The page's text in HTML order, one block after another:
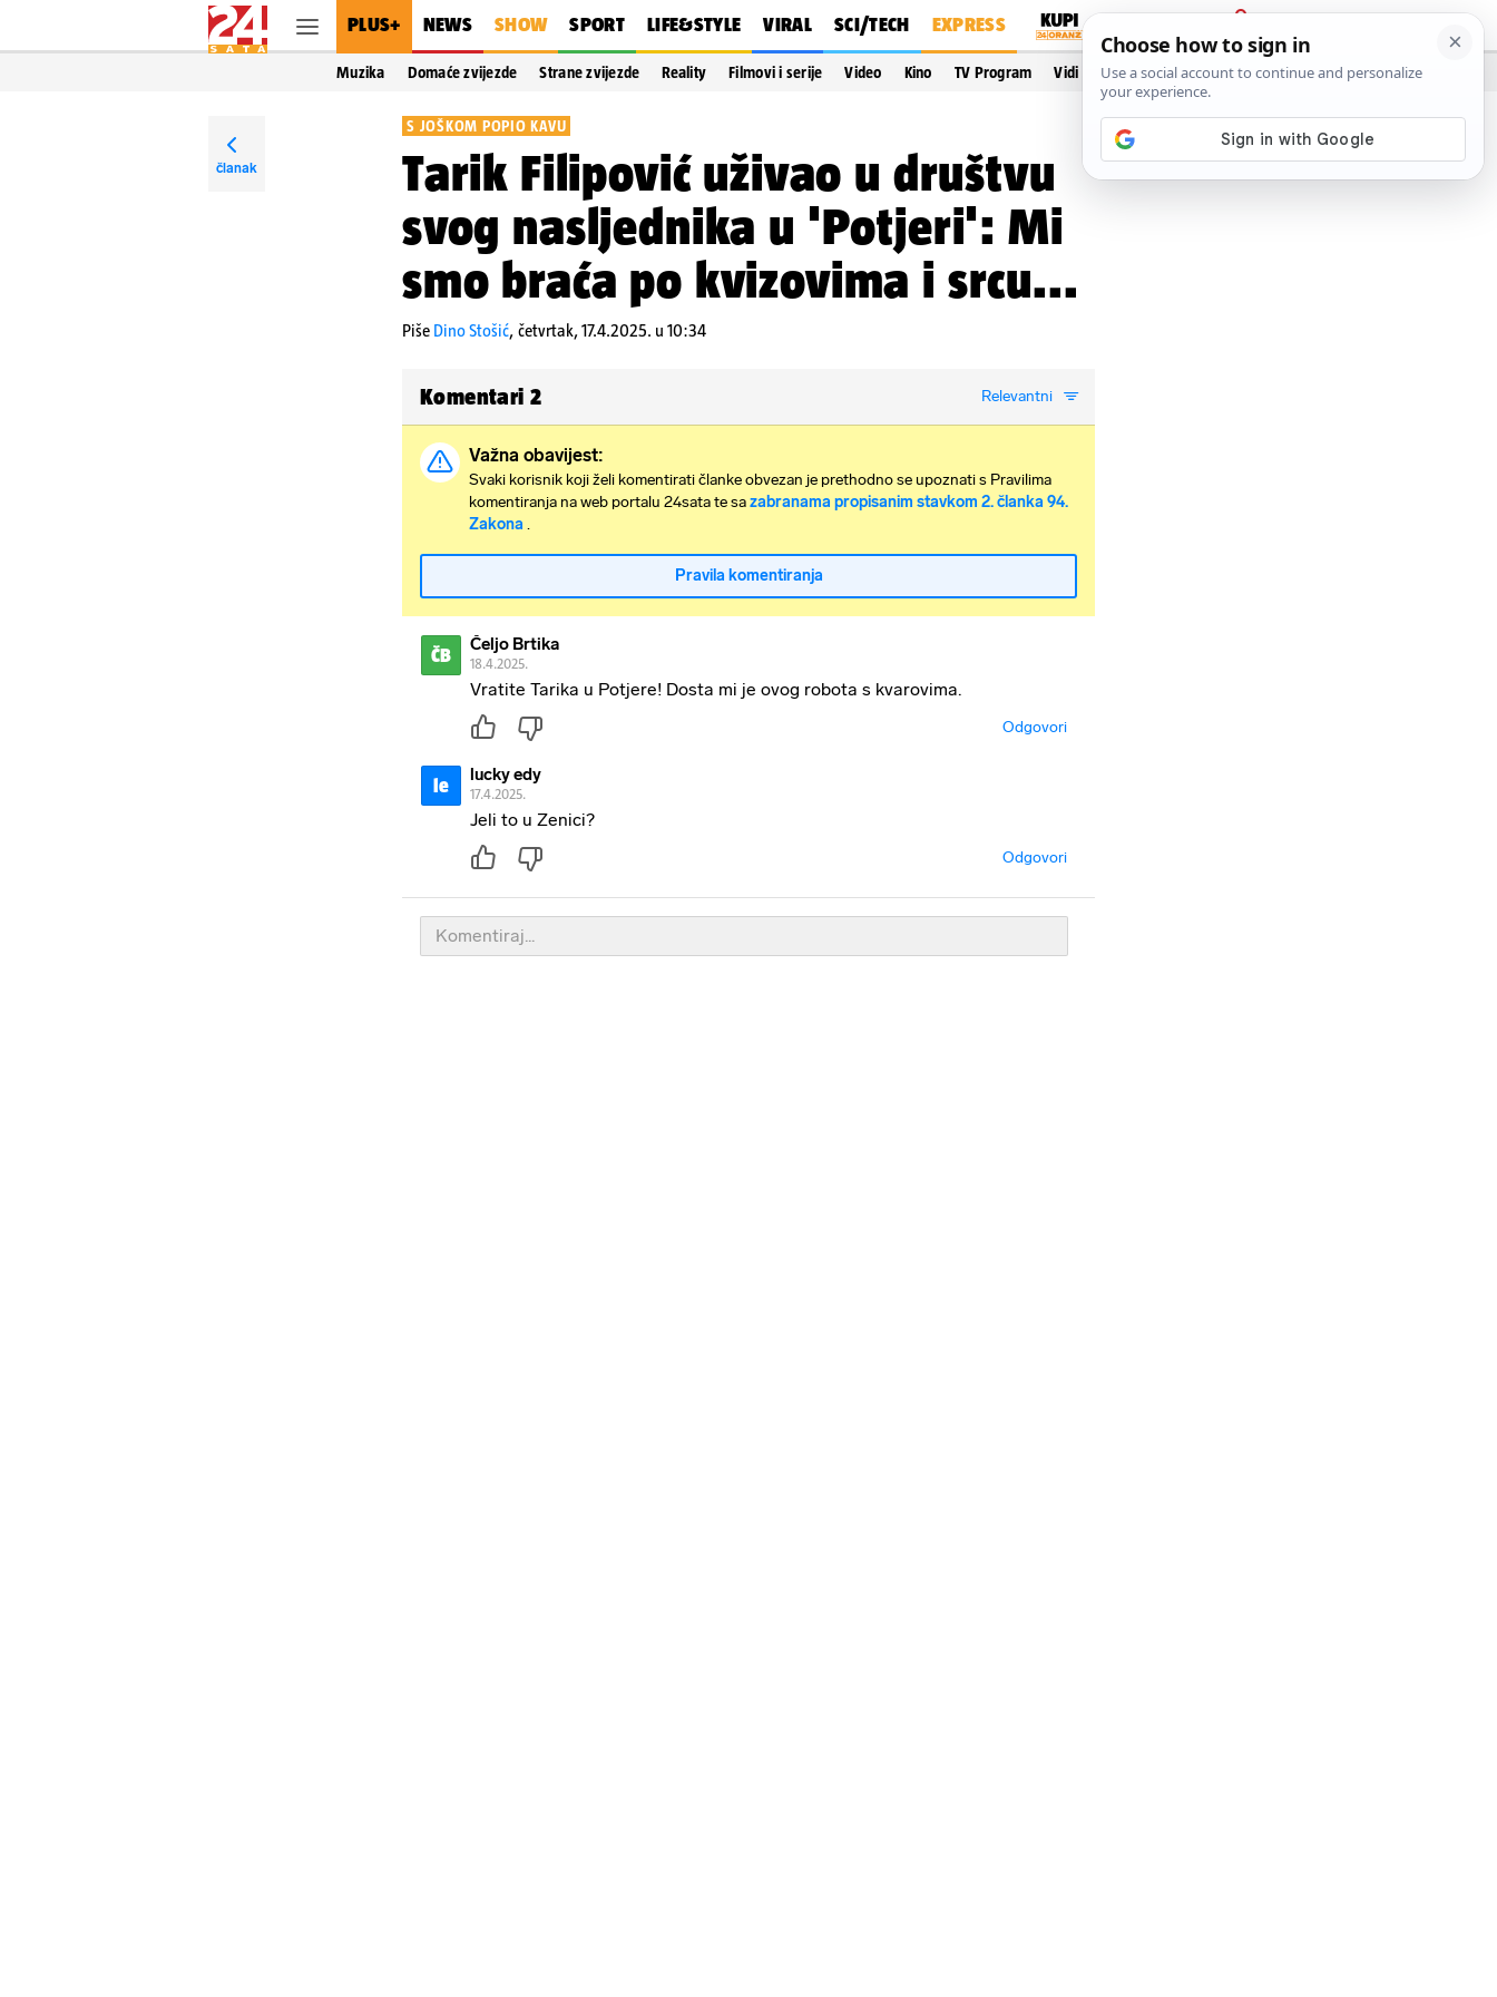
PLUS+ NEWS SHOW SPORT LIFE&STYLE VIRAL SCI/TECH EXPRESS
PRIJAVA
Muzika Domaće zvijezde Strane zvijezde Reality Filmovi i serije Video Kino TV Program Vidi još…
članak
S JOŠKOM POPIO KAVU
Tarik Filipović uživao u društvu
svog nasljednika u 'Potjeri': Mi
smo braća po kvizovima i srcu...
Piše Dino Stošić, četvrtak, 17.4.2025. u 10:34
Komentari 2 Relevantni
Važna obavijest:
Svaki korisnik koji želi komentirati članke obvezan je prethodno se upoznati s Pravilima
komentiranja na web portalu 24sata te sazabranama propisanim stavkom 2. članka 94.
Zakona .
Pravila komentiranja
ČB Čeljo Brtika
18.4.2025.
Vratite Tarika u Potjere! Dosta mi je ovog robota s kvarovima.
Odgovori
le lucky edy
17.4.2025.
Jeli to u Zenici?
Odgovori